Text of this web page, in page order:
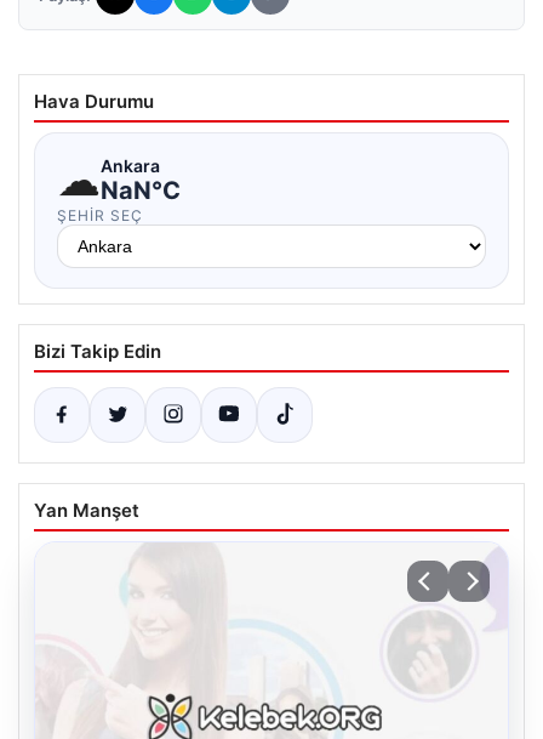
Hava Durumu
☁Ankara
NaN°C
ŞEHIR SEÇ
Bizi Takip Edin
Yan Manşet